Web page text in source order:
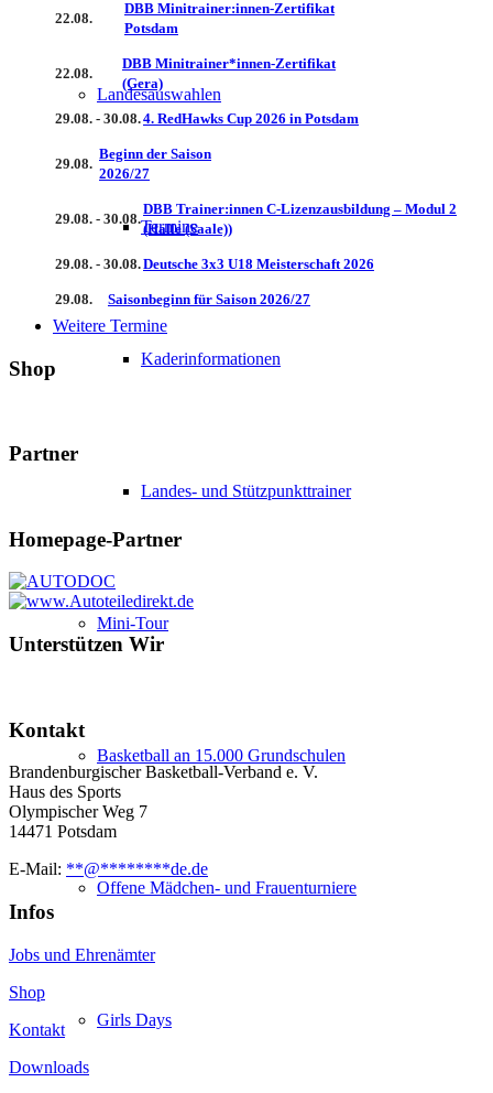
Landesauswahlen
Termine
Kaderinformationen
Landes- und Stützpunkttrainer
Mini-Tour
Basketball an 15.000 Grundschulen
Offene Mädchen- und Frauenturniere
Girls Days
22.08.
DBB Minitrainer:innen-Zertifikat
Potsdam
22.08.
DBB Minitrainer*innen-Zertifikat
(Gera)
29.08. - 30.08.4. RedHawks Cup 2026 in Potsdam
29.08.
Beginn der Saison
2026/27
29.08. - 30.08.
DBB Trainer:innen C-Lizenzausbildung – Modul 2
(Halle (Saale))
29.08. - 30.08.Deutsche 3x3 U18 Meisterschaft 2026
29.08. Saisonbeginn für Saison 2026/27
Weitere Termine
Shop
Partner
Homepage-Partner
Unterstützen Wir
Kontakt
Brandenburgischer Basketball-Verband e. V.
Haus des Sports
Olympischer Weg 7
14471 Potsdam
E-Mail: **@********de.de
Infos
Jobs und Ehrenämter
Shop
Kontakt
Downloads